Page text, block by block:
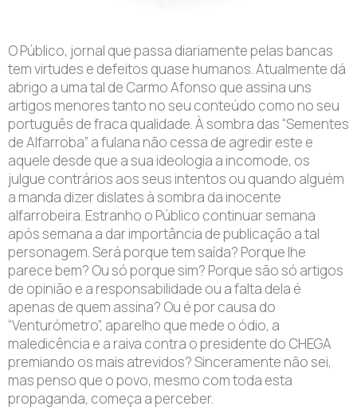
O Público, jornal que passa diariamente pelas bancas
tem virtudes e defeitos quase humanos. Atualmente dá
abrigo a uma tal de Carmo Afonso que assina uns
artigos menores tanto no seu conteúdo como no seu
português de fraca qualidade. À sombra das “Sementes
de Alfarroba” a fulana não cessa de agredir este e
aquele desde que a sua ideologia a incomode, os
julgue contrários aos seus intentos ou quando alguém
a manda dizer dislates à sombra da inocente
alfarrobeira. Estranho o Público continuar semana
após semana a dar importância de publicação a tal
personagem. Será porque tem saída? Porque lhe
parece bem? Ou só porque sim? Porque são só artigos
de opinião e a responsabilidade ou a falta dela é
apenas de quem assina? Ou é por causa do
“Venturómetro”, aparelho que mede o ódio, a
maledicência e a raiva contra o presidente do CHEGA
premiando os mais atrevidos? Sinceramente não sei,
mas penso que o povo, mesmo com toda esta
propaganda, começa a perceber.